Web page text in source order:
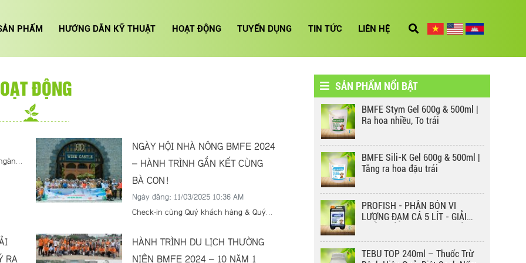
PHẨM HƯỚNG DẪN KỸ THUẬT HOẠT ĐỘNG TUYỂN DỤNG TIN TỨC LIÊN HỆ
ĐỘNG
NGÀY HỘI NHÀ NÔNG BMFE 2024
– HÀNH TRÌNH GẮN KẾT CÙNG
BÀ CON!
Ngày đăng: 11/03/2025 10:36 AM
Check-in cùng Quý khách hàng & Quý
2024! BMFE trân trọng và biết ơn sự
đồng hành của Quý khách hàng, Quý bà
RA
HÀNH TRÌNH DU LỊCH THƯỜNG
NIÊN BMFE 2024 – 10 NĂM 1
SẢN PHẨM NỔI BẬT
1250D – GIẢI PHÁP DIỆT CÔN
TRÙNG HIỆU QUẢ, AN TOÀN
BMFE Stym Gel 600g & 500ml |
Ra hoa nhiều, To trái
BMFE Sili-K Gel 600g & 500ml |
Tăng ra hoa đậu trái
PROFISH - PHÂN BÓN VI
LƯỢNG ĐẠM CÁ 5 LÍT - GIẢI
KHỎE MẠNH, NĂNG SUẤT CAO
TEBU TOP 240ml – Thuốc Trừ
NGỌ 2025 – GẮN KẾT TRUYỀN
THỐNG, LAN TỎA GIÁ TRỊ NÔNG
NGHIỆP
THẤM SÂU BMFE 50ML – GIẢI
PHÁP THẤM SÂU, LAN TỎA CỰC
MG-ZN BMFE – GIẢI PHÁP CHO
CÂY TRỒNG XANH KHỎE, NĂNG
FUKADA 3SL – ÁO GIÁP BẢO VỆ
CÂY TRỒNG KHỎI VI KHUẨN
BẢO VỆ CÂY TRỒNG TOÀN DIỆN